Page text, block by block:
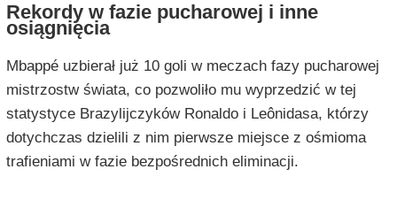
Rekordy w fazie pucharowej i inne
osiągnięcia
Mbappé uzbierał już 10 goli w meczach fazy pucharowej
mistrzostw świata, co pozwoliło mu wyprzedzić w tej
statystyce Brazylijczyków Ronaldo i Leônidasa, którzy
dotychczas dzielili z nim pierwsze miejsce z ośmioma
trafieniami w fazie bezpośrednich eliminacji.